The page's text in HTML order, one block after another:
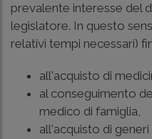
prevalente interesse del
legislatore. In questo
relativi tempi necessari)
all'acquisto di
al conseguimento
medico di famiglia,
all'acquisto di